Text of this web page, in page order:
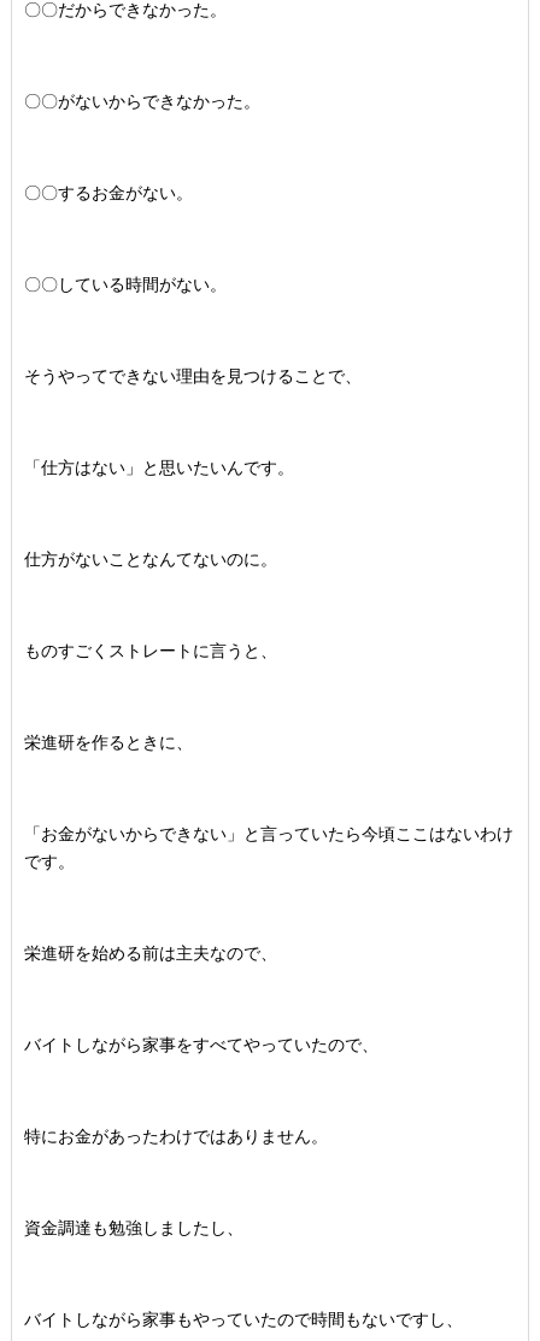
〇〇だからできなかった。
〇〇がないからできなかった。
〇〇するお金がない。
〇〇している時間がない。
そうやってできない理由を見つけることで、
「仕方はない」と思いたいんです。
仕方がないことなんてないのに。
ものすごくストレートに言うと、
栄進研を作るときに、
「お金がないからできない」と言っていたら今頃ここはないわけ
です。
栄進研を始める前は主夫なので、
バイトしながら家事をすべてやっていたので、
特にお金があったわけではありません。
資金調達も勉強しましたし、
バイトしながら家事もやっていたので時間もないですし、